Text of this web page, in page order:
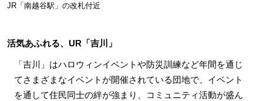
JR「南越谷駅」の改札付近
活気あふれる、UR「吉川」
「吉川」はハロウィンイベントや防災訓練など年間を通じ
てさまざまなイベントが開催されている団地で、イベント
を通して住民同士の絆が強まり、コミュニティ活動が盛ん